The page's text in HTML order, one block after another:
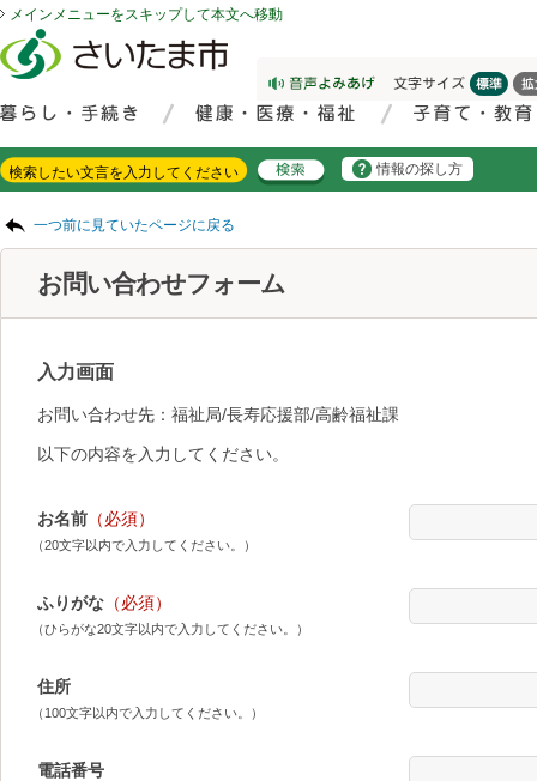
メインメニューをスキップして本文へ移動
情報の探し方
一つ前に見ていたページに戻る
お問い合わせフォーム
入力画面
お問い合わせ先：福祉局/長寿応援部/高齢福祉課
以下の内容を入力してください。
お名前 （必須）
（20文字以内で入力してください。）
ふりがな （必須）
（ひらがな20文字以内で入力してください。）
住所
（100文字以内で入力してください。）
電話番号